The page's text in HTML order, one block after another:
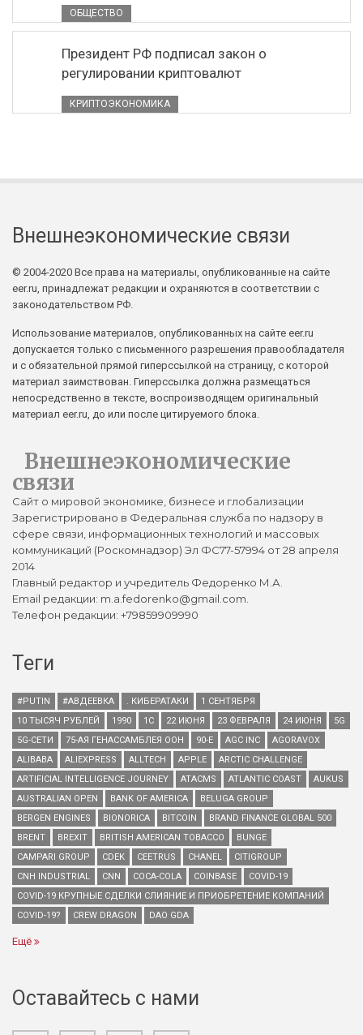
ОБЩЕСТВО
Президент РФ подписал закон о
регулировании криптовалют
КРИПТОЭКОНОМИКА
Внешнеэкономические связи
© 2004-2020 Все права на материалы, опубликованные на сайте
eer.ru, принадлежат редакции и охраняются в соответствии с
законодательством РФ.
Использование материалов, опубликованных на сайте eer.ru
допускается только с письменного разрешения правообладателя
и с обязательной прямой гиперссылкой на страницу, с которой
материал заимствован. Гиперссылка должна размещаться
непосредственно в тексте, воспроизводящем оригинальный
материал eer.ru, до или после цитируемого блока.
Внешнеэкономические
связи
Сайт о мировой экономике, бизнесе и глобализации
Зарегистрировано в Федеральная служба по надзору в
сфере связи, информационных технологий и массовых
коммуникаций (Роскомнадзор) Эл ФС77-57994 от 28 апреля
2014
Главный редактор и учредитель Федоренко М.А.
Email редакции: m.a.fedorenko@gmail.com.
Телефон редакции: +79859909990
Теги
#PUTIN #АВДЕЕВКА . КИБЕРАТАКИ
1 СЕНТЯБРЯ
10 ТЫСЯЧ РУБЛЕЙ
1990 1С 22 ИЮНЯ 23 ФЕВРАЛЯ 24 ИЮНЯ
5G
5G-СЕТИ
75-АЯ ГЕНАССАМБЛЕЯ ООН 90-Е AGC INC
AGORAVOX
ALIBABA
ALIEXPRESS ALLTECH APPLE
ARCTIC CHALLENGE
ARTIFICIAL INTELLIGENCE JOURNEY
ATACMS ATLANTIC COAST
AUKUS
AUSTRALIAN OPEN
BANK OF AMERICA
BELUGA GROUP
BERGEN ENGINES
BIONORICA BITCOIN
BRAND FINANCE GLOBAL 500
BRENT
BREXIT BRITISH AMERICAN TOBACCO
BUNGE
CAMPARI GROUP
CDEK CEETRUS CHANEL
CITIGROUP
CNH INDUSTRIAL
CNN COCA-COLA COINBASE
COVID-19
COVID-19 КРУПНЫЕ СДЕЛКИ СЛИЯНИЕ И ПРИОБРЕТЕНИЕ КОМПАНИЙ
COVID-19?
CREW DRAGON DAO GDA
Ещё
Оставайтесь с нами